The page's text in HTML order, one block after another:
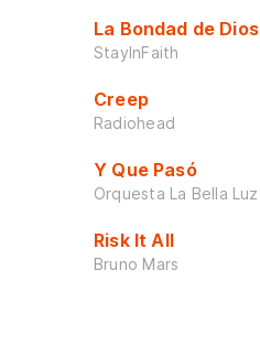
La Bondad de Dios
StayInFaith
Creep
Radiohead
Y Que Pasó
Orquesta La Bella Luz
Risk It All
Bruno Mars